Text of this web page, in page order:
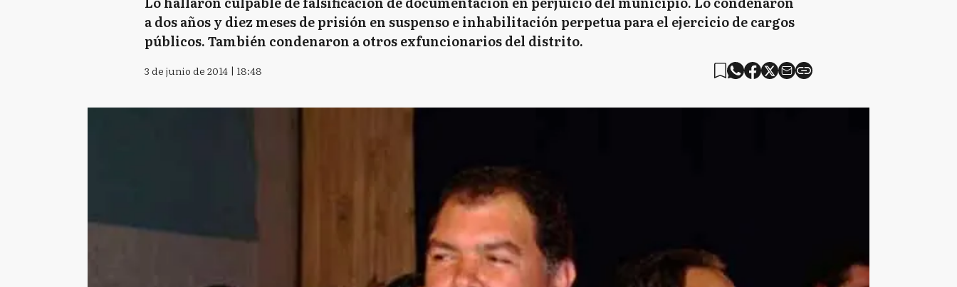
a dos años y diez meses de prisión en suspenso e inhabilitación perpetua para el ejercicio de cargos
públicos. También condenaron a otros exfuncionarios del distrito.
3 de junio de 2014 | 18:48